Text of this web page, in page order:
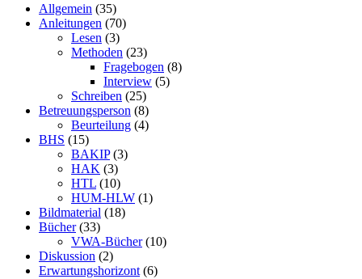
Allgemein (35)
Anleitungen (70)
Lesen (3)
Methoden (23)
Fragebogen (8)
Interview (5)
Schreiben (25)
Betreuungsperson (8)
Beurteilung (4)
BHS (15)
BAKIP(3)
HAK (3)
HTL (10)
HUM-HLW (1)
Bildmaterial (18)
Bücher(33)
VWA-Bücher(10)
Diskussion (2)
Erwartungshorizont (6)